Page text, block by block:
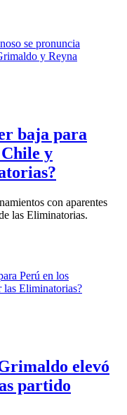
baja para
y
con aparentes
las Eliminatorias.
elevó
partido